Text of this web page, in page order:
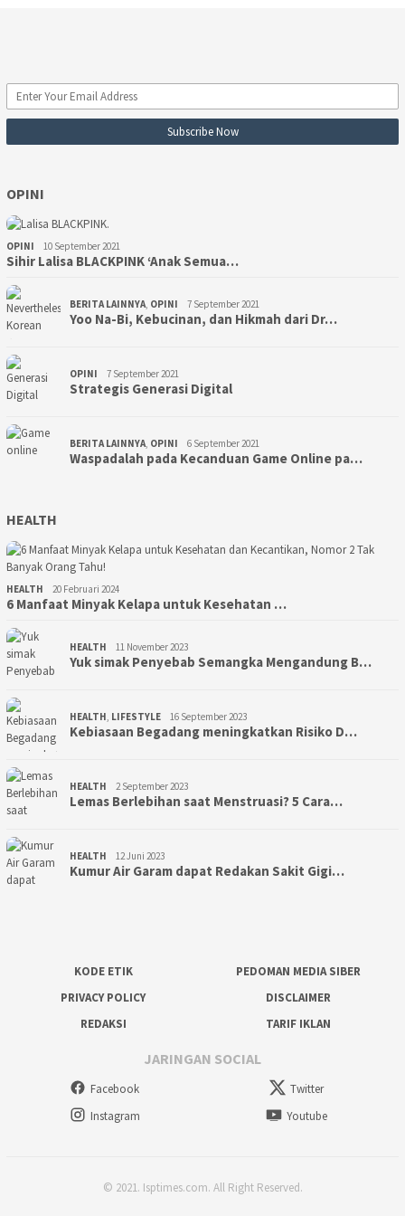
OPINI
OPINI 10 September 2021
Sihir Lalisa BLACKPINK ‘Anak Semua…
BERITA LAINNYA OPINI 7 September 2021
Yoo Na-Bi, Kebucinan, dan Hikmah dari Dr…
OPINI 7 September 2021
Strategis Generasi Digital
BERITA LAINNYA OPINI 6 September 2021
Waspadalah pada Kecanduan Game Online pa…
HEALTH
HEALTH 20 Februari 2024
6 Manfaat Minyak Kelapa untuk Kesehatan …
HEALTH 11 November 2023
Yuk simak Penyebab Semangka Mengandung B…
HEALTH LIFESTYLE 16 September 2023
Kebiasaan Begadang meningkatkan Risiko D…
HEALTH 2 September 2023
Lemas Berlebihan saat Menstruasi? 5 Cara…
HEALTH 12 Juni 2023
Kumur Air Garam dapat Redakan Sakit Gigi…
KODE ETIK
PEDOMAN MEDIA SIBER
PRIVACY POLICY
DISCLAIMER
REDAKSI
TARIF IKLAN
JARINGAN SOCIAL
Facebook
Twitter
Instagram
Youtube
© 2021. Isptimes.com. All Right Reserved.